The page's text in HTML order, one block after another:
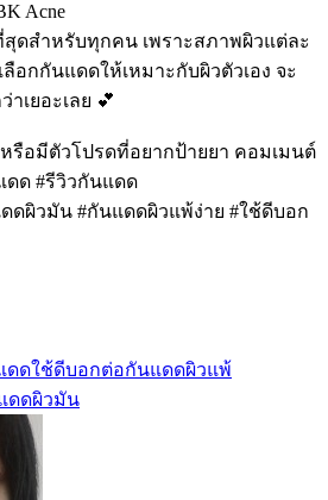
Acne
ดสำหรับทุกคน เพราะสภาพผิวแต่ละ
อกกันแดดให้เหมาะกับผิวตัวเอง จะ
เยอะเลย 💕
รือมีตัวโปรดที่อยากป้ายยา คอมเมนต์
ด #รีวิวกันแดด
แดดผิวมัน #กันแดดผิวแพ้ง่าย #ใช้ดีบอก
ดดใช้ดีบอกต่อกันแดดผิวแพ้
ดดผิวมัน